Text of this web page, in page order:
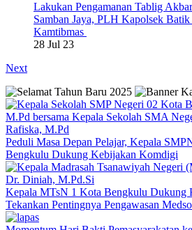
Lakukan Pengamanan Tablig
Samban Jaya, PLH Kapolsek
Kamtibmas
28 Jul 23
Next
Peduli Masa Depan Pelajar, Kepala
Bengkulu Dukung Kebijakan Komdigi
Kepala MTsN 1 Kota Bengkulu Dukung
Tekankan Pentingnya Pengawasan